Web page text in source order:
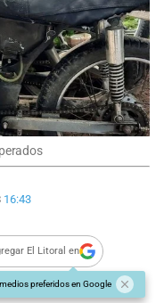
16:43
El Litoral en
preferidos en Google